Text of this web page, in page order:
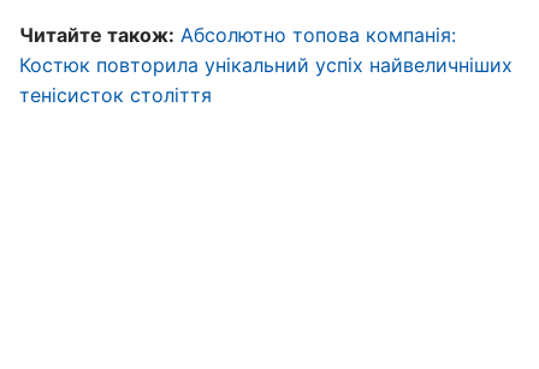
Читайте також: Абсолютно топова компанія:
Костюк повторила унікальний успіх найвеличніших
тенісисток століття